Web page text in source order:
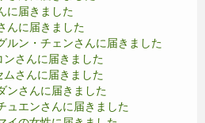
に届きました
んに届きました
ルン・チェンさんに届きました
ンさんに届きました
ムさんに届きました
ンさんに届きました
ュエンさんに届きました